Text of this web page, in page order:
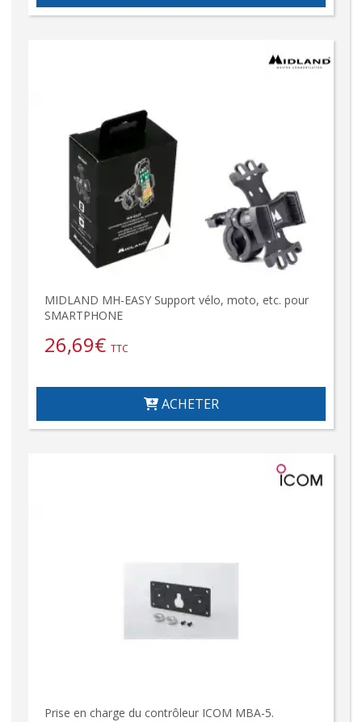
MIDLAND MH-EASY Support vélo, moto, etc. pour
SMARTPHONE
26,69€ TTC
ACHETER
Prise en charge du contrôleur ICOM MBA-5.